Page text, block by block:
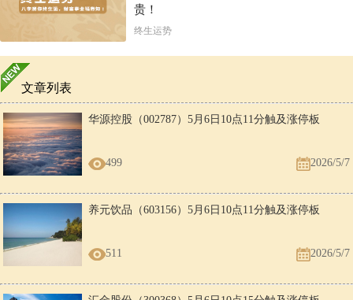
贵！
终生运势
文章列表
华源控股（002787）5月6日10点11分触及涨停板
499 2026/5/7
养元饮品（603156）5月6日10点11分触及涨停板
511 2026/5/7